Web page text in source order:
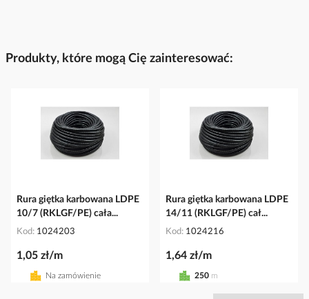
Produkty, które mogą Cię zainteresować:
Rura giętka karbowana LDPE
10/7 (RKLGF/PE) cała...
Kod 1024203
1,05 zł/m
Na zamówienie
Rura giętka karbowana LDPE
14/11 (RKLGF/PE) cał...
Kod 1024216
1,64 zł/m
250 m